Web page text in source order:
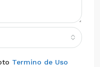
Termino de Uso